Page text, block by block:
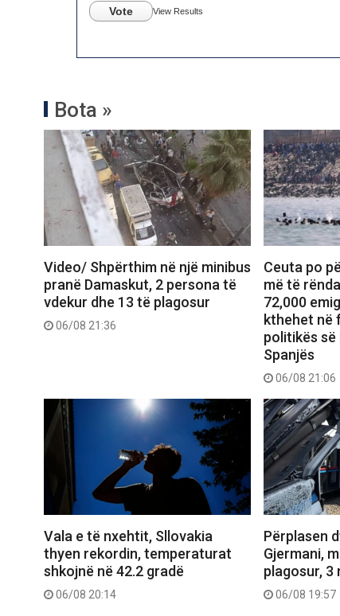
Vote View Results
Bota »
Video/ Shpërthim në një minibus
pranë Damaskut, 2 persona të
vdekur dhe 13 të plagosur
06/08 21:36
Ceuta po
më të
72,000
kthehet në
politikës së
Spanjës
06/08 21:06
Vala e të nxehtit, Sllovakia
thyen rekordin, temperaturat
shkojnë në 42.2 gradë
06/08 20:14
Përplasen
Gjermani,
plagosur, 3
06/08 19:57